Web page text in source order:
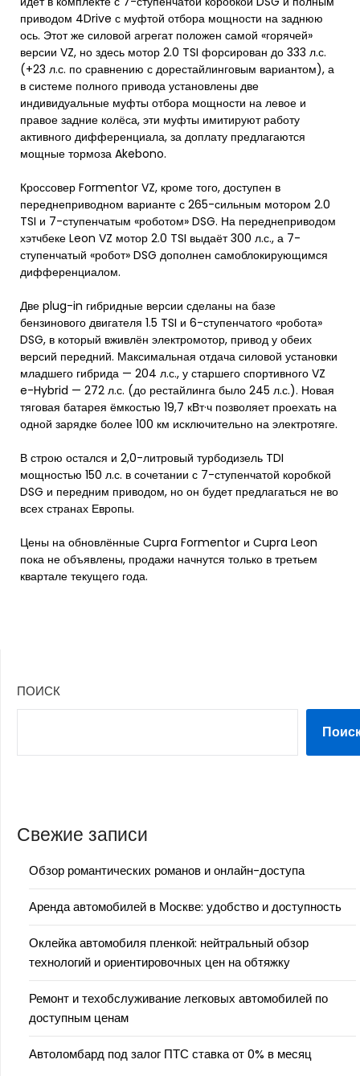
приводом 4Drive с муфтой отбора мощности на заднюю
ось. Этот же силовой агрегат положен самой «горячей»
версии VZ, но здесь мотор 2.0 TSI форсирован до 333 л.с.
(+23 л.с. по сравнению с дорестайлинговым вариантом), а
в системе полного привода установлены две
индивидуальные муфты отбора мощности на левое и
правое задние колёса, эти муфты имитируют работу
активного дифференциала, за доплату предлагаются
мощные тормоза Akebono.
Кроссовер Formentor VZ, кроме того, доступен в
переднеприводном варианте с 265-сильным мотором 2.0
TSI и 7-ступенчатым «роботом» DSG. На переднеприводом
хэтчбеке Leon VZ мотор 2.0 TSI выдаёт 300 л.с., а 7-
ступенчатый «робот» DSG дополнен самоблокирующимся
дифференциалом.
Две plug-in гибридные версии сделаны на базе
бензинового двигателя 1.5 TSI и 6-ступенчатого «робота»
DSG, в который вживлён электромотор, привод у обеих
версий передний. Максимальная отдача силовой установки
младшего гибрида — 204 л.с., у старшего спортивного VZ
e-Hybrid — 272 л.с. (до рестайлинга было 245 л.с.). Новая
тяговая батарея ёмкостью 19,7 кВт·ч позволяет проехать на
одной зарядке более 100 км исключительно на электротяге.
В строю остался и 2,0-литровый турбодизель TDI
мощностью 150 л.с. в сочетании с 7-ступенчатой коробкой
DSG и передним приводом, но он будет предлагаться не во
всех странах Европы.
Цены на обновлённые Cupra Formentor и Cupra Leon
пока не объявлены, продажи начнутся только в третьем
квартале текущего года.
ПОИСК
Свежие записи
Обзор романтических романов и онлайн-доступа
Аренда автомобилей в Москве: удобство и доступность
Оклейка автомобиля пленкой: нейтральный обзор
технологий и ориентировочных цен на обтяжку
Ремонт и техобслуживание легковых автомобилей по
доступным ценам
Автоломбард под залог ПТС ставка от 0% в месяц